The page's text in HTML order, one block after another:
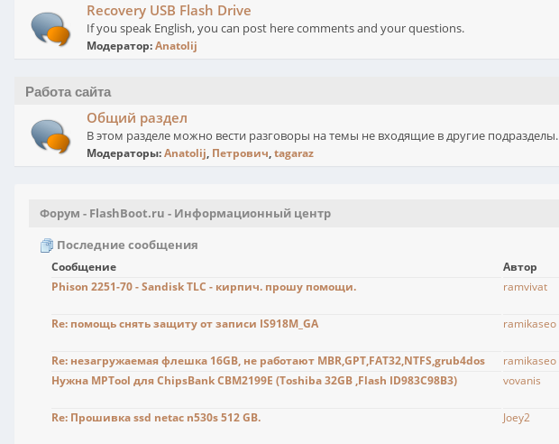
Recovery USB Flash Drive
If you speak English, you can post here comments and your questions.
Модератор:Anatolij
Работа сайта
Общий раздел
В этом разделе можно вести разговоры на темы не входящие в другие подразделы.
Модераторы:Anatolij, Петрович,tagaraz
Форум - FlashBoot.ru - Информационный центр
Последние сообщения
Сообщение Автор
Phison 2251-70 - Sandisk TLC - кирпич. прошу помощи.
ramvivat
Re: помощь снять защиту от записи IS918M_GA ramikaseo
Re: незагружаемая флешка 16GB, не работают MBR,GPT,FAT32,NTFS,grub4dos ramikaseo
Нужна MPTool для ChipsBank CBM2199E (Toshiba 32GB ,Flash ID983C98B3)
vovanis
Re: Прошивка ssd netac n530s 512 GB. Joey2